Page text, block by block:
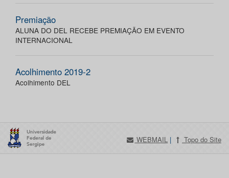
Premiação
ALUNA DO DEL RECEBE PREMIAÇÃO EM EVENTO
INTERNACIONAL
Acolhimento 2019-2
Acolhimento DEL
WEBMAIL | Topo do Site